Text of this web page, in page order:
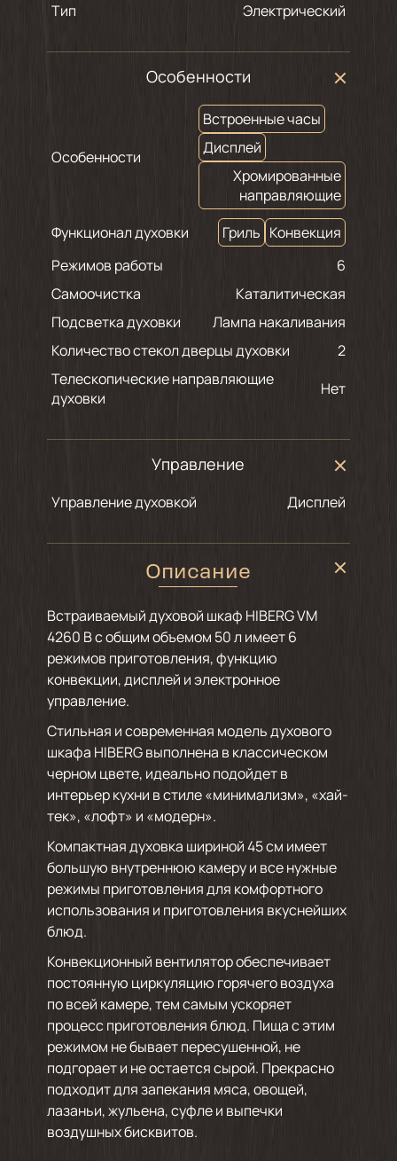
Тип
Электрический
Особенности
Особенности
Встроенные часы
Дисплей
Хромированные
направляющие
Функционал духовки
Гриль Конвекция
Режимов работы
6
Самоочистка
Каталитическая
Подсветка духовки
Лампа накаливания
Количество стекол дверцы духовки
2
Телескопические направляющие
духовки
Нет
Управление
Управление духовкой Дисплей
Описание
Встраиваемый духовой шкаф HIBERG VM
4260 B с общим объемом 50 л имеет 6
режимов приготовления, функцию
конвекции, дисплей и электронное
управление.
Стильная и современная модель духового
шкафа HIBERG выполнена в классическом
черном цвете, идеально подойдет в
интерьер кухни в стиле «минимализм», «хай-
тек», «лофт» и «модерн».
Компактная духовка шириной 45 см имеет
большую внутреннюю камеру и все нужные
режимы приготовления для комфортного
использования и приготовления вкуснейших
блюд.
Конвекционный вентилятор обеспечивает
постоянную циркуляцию горячего воздуха
по всей камере, тем самым ускоряет
процесс приготовления блюд. Пища с этим
режимом не бывает пересушенной, не
подгорает и не остается сырой. Прекрасно
подходит для запекания мяса, овощей,
лазаньи, жульена, суфле и выпечки
воздушных бисквитов.